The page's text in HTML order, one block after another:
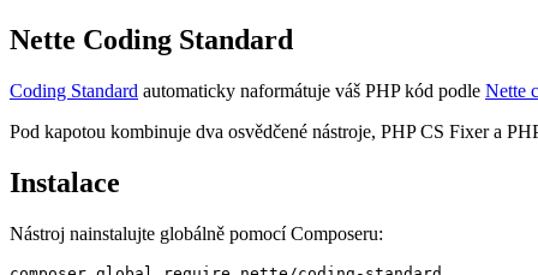
Nette Coding Standard
Coding Standard automaticky naformátuje váš PHP kód podle Nette
Pod kapotou kombinuje dva osvědčené nástroje, PHP CS Fixer a
Instalace
Nástroj nainstalujte globálně pomocí Composeru: